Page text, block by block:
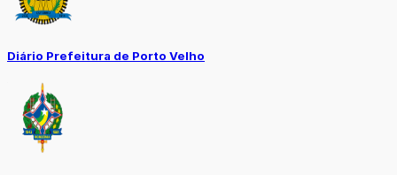
Diário Prefeitura de Porto Velho